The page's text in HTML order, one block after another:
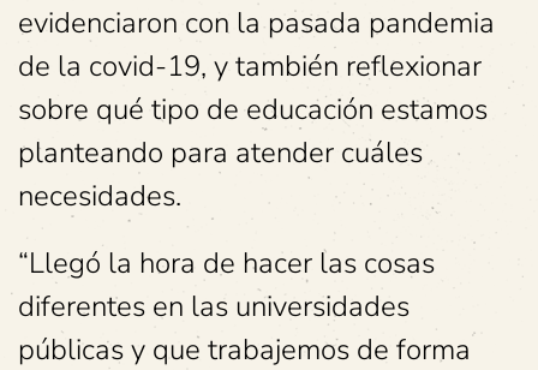
evidenciaron con la pasada pandemia
de la covid-19, y también reflexionar
sobre qué tipo de educación estamos
planteando para atender cuáles
necesidades.
“Llegó la hora de hacer las cosas
diferentes en las universidades
públicas y que trabajemos de forma